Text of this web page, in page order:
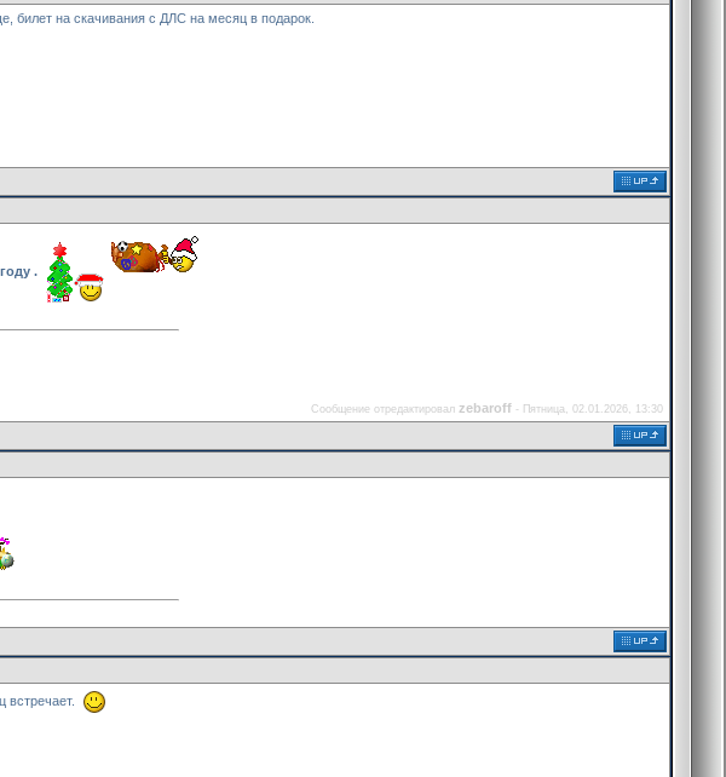
билет на скачивания с ДЛС на месяц в подарок.
.
Сообщение отредактировал zebaroff - Пятница, 02.01.2026, 13:30
встречает.